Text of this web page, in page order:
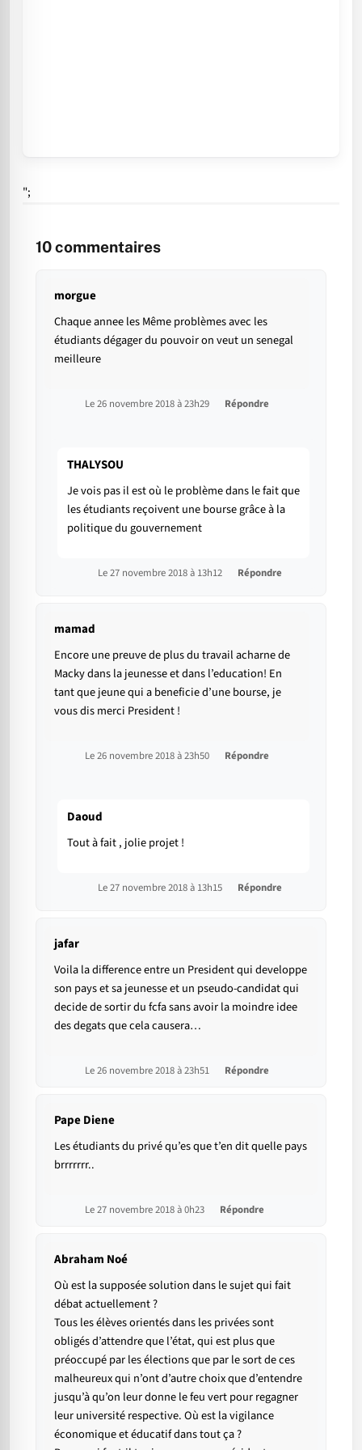
";
10commentaires
morgue
Chaque annee les Même problèmes avec les
étudiants dégager du pouvoir on veut un senegal
meilleure
Le 26 novembre 2018 à 23h29 Répondre
THALYSOU
Je vois pas il est où le problème dans le fait que
les étudiants reçoivent une bourse grâce à la
politique du gouvernement
Le 27 novembre 2018 à 13h12 Répondre
mamad
Encore une preuve de plus du travail acharne de
Macky dans la jeunesse et dans l’education! En
tant que jeune qui a beneficie d’une bourse, je
vous dis merci President !
Le 26 novembre 2018 à 23h50 Répondre
Daoud
Tout à fait , jolie projet !
Le 27 novembre 2018 à 13h15 Répondre
jafar
Voila la difference entre un President qui developpe
son pays et sa jeunesse et un pseudo-candidat qui
decide de sortir du fcfa sans avoir la moindre idee
des degats que cela causera…
Le 26 novembre 2018 à 23h51 Répondre
Pape Diene
Les étudiants du privé qu’es que t’en dit quelle pays
brrrrrrr..
Le 27 novembre 2018 à 0h23 Répondre
Abraham Noé
Où est la supposée solution dans le sujet qui fait
débat actuellement ?
Tous les élèves orientés dans les privées sont
obligés d’attendre que l’état, qui est plus que
préoccupé par les élections que par le sort de ces
malheureux qui n’ont d’autre choix que d’entendre
jusqu’à qu’on leur donne le feu vert pour regagner
leur université respective. Où est la vigilance
économique et éducatif dans tout ça ?